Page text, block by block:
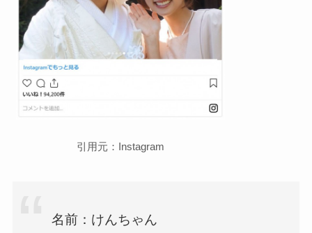
引用元：Instagram
名前：けんちゃん